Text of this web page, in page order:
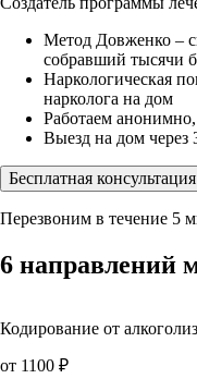
Метод Довженко –
собравший тысячи
Наркологическая
нарколога на дом
Работаем
Выезд на дом через
Бесплатная консультация
Перезвоним в течение 5
6 направлений
Кодирование от
от 1100 ₽